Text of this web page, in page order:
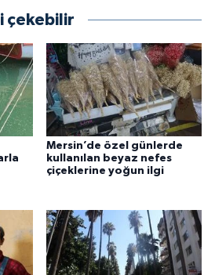
çekebilir
Mersin’de özel günlerde
kullanılan beyaz nefes
çiçeklerine yoğun ilgi